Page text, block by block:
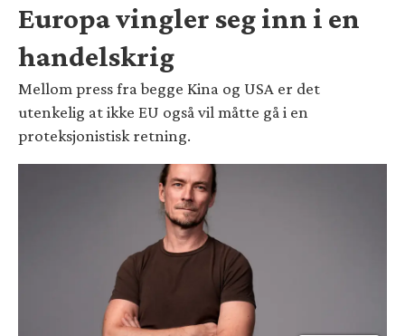
Europa vingler seg inn i en
handelskrig
Mellom press fra begge Kina og USA er det
utenkelig at ikke EU også vil måtte gå i en
proteksjonistisk retning.